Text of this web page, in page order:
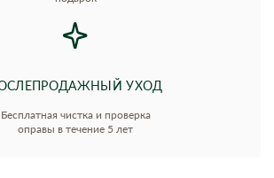
УХОД
Бесплатная чистка и проверка
оправы в течение 5 лет